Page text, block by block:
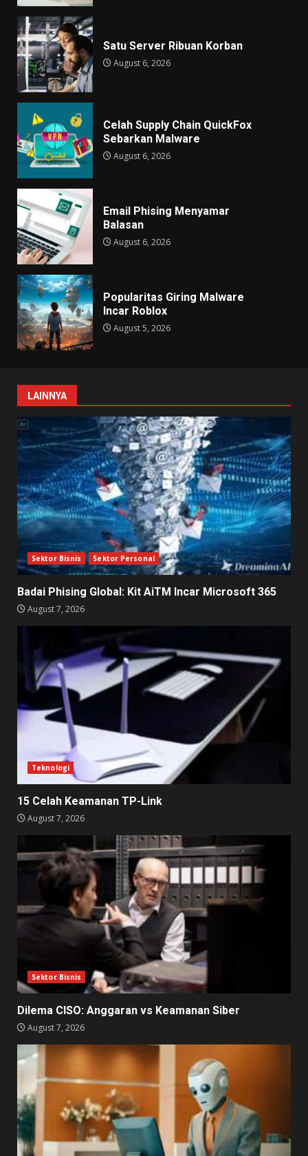
Satu Server Ribuan Korban
August 6, 2026
Celah Supply Chain QuickFox
Sebarkan Malware
August 6, 2026
Email Phising Menyamar
Balasan
August 6, 2026
Popularitas Giring Malware
Incar Roblox
August 5, 2026
LAINNYA
Sektor Bisnis Sektor Personal
Badai Phising Global: Kit AiTM Incar Microsoft 365
August 7, 2026
Teknologi
15 Celah Keamanan TP-Link
August 7, 2026
Sektor Bisnis
Dilema CISO: Anggaran vs Keamanan Siber
August 7, 2026